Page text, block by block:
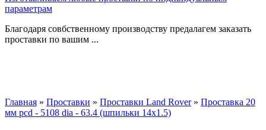
параметрам
Благодаря совбственному производству предалагем заказать
проставки по вашим ...
Главная » Проставки » Проставки Land Rover» Проставка 20
мм pcd - 5108 dia - 63.4 (шпильки 14х1.5)